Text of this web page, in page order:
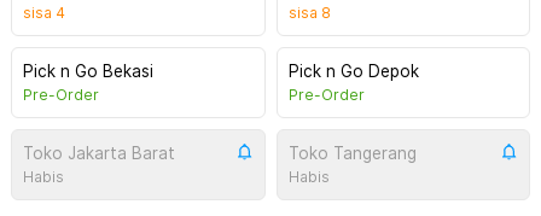
sisa 4 sisa 8
Pick n Go Bekasi
Pre-Order
Pick n Go Depok
Pre-Order
Toko Jakarta Barat
Habis
Toko Tangerang
Habis